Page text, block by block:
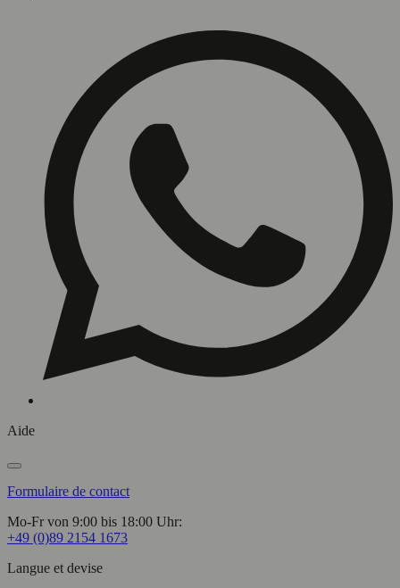
Aide
Formulaire de contact
Mo-Fr von 9:00 bis 18:00 Uhr:
+49 (0)89 2154 1673
Langue et devise